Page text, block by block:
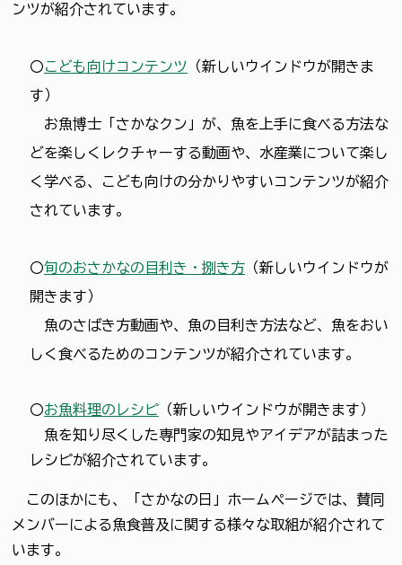
ンツが紹介されています。
〇こども向けコンテンツ
（新しいウインドウが開きま
す）
お魚博士「さかなクン」が、魚を上手に食べる方法な
どを楽しくレクチャーする動画や、水産業について楽し
く学べる、こども向けの分かりやすいコンテンツが紹介
されています。
〇旬のおさかなの目利き・捌き方 （新しいウインドウが
開きます）
魚のさばき方動画や、魚の目利き方法など、魚をおい
しく食べるためのコンテンツが紹介されています。
〇お魚料理のレシピ （新しいウインドウが開きます）
魚を知り尽くした専門家の知見やアイデアが詰まった
レシピが紹介されています。
このほかにも、「さかなの日」ホームページでは、賛同
メンバーによる魚食普及に関する様々な取組が紹介されて
います。